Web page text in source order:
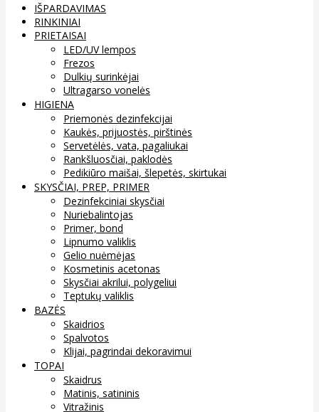
IŠPARDAVIMAS
RINKINIAI
PRIETAISAI
LED/UV lempos
Frezos
Dulkių surinkėjai
Ultragarso vonelės
HIGIENA
Priemonės dezinfekcijai
Kaukės, prijuostės, pirštinės
Servetėlės, vata, pagaliukai
Rankšluosčiai, paklodės
Pedikiūro maišai, šlepetės, skirtukai
SKYSČIAI, PREP, PRIMER
Dezinfekciniai skysčiai
Nuriebalintojas
Primer, bond
Lipnumo valiklis
Gelio nuėmėjas
Kosmetinis acetonas
Skysčiai akrilui, polygeliui
Teptukų valiklis
BAZĖS
Skaidrios
Spalvotos
Klijai, pagrindai dekoravimui
TOPAI
Skaidrus
Matinis, satininis
Vitražinis